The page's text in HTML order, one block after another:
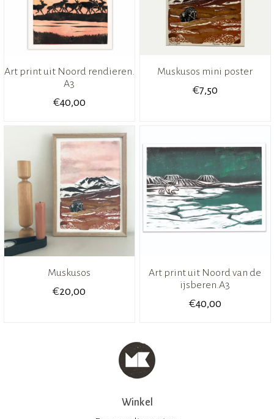
Art print uit Noord rendieren.
A3
€40,00
Muskusos mini poster
€7,50
Muskusos
€20,00
Art print uit Noord van de
ijsberen.A3
€40,00
Winkel